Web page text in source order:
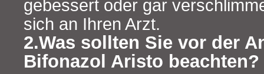
gebessert oder gar
sich an Ihren Arzt.
2.Was sollten Sie vor der
Bifonazol Aristo beachten?